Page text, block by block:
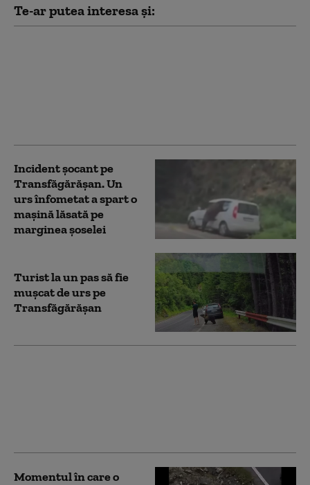
Te-ar putea interesa și:
Incident șocant pe
Transfăgărășan. Un
urs înfometat a spart o
mașină lăsată pe
marginea șoselei
Turist la un pas să fie
mușcat de urs pe
Transfăgărășan
Momentul în care o